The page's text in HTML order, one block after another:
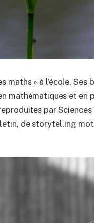
maths » à l’école.
mathématiques et en
par
de storytelling